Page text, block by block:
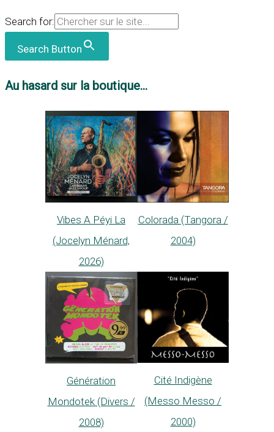
Search for:
Search Button
Au hasard sur la boutique...
Vibes A Péyi La
(Jocelyn Ménard,
2026)
Colorada (Tangora /
2004)
Génération
Mondotek (Divers /
2008)
Cité Indigène
(Messo Messo /
2000)